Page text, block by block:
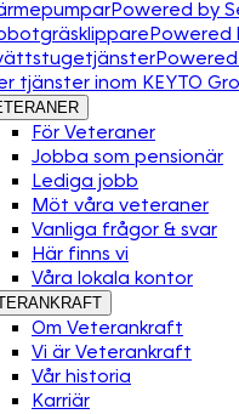
Powered by
Powered
tjänster inom KEYTO
För Veteraner
Jobba som pensionär
Lediga jobb
Möt våra veteraner
Vanliga frågor & svar
Här finns vi
Våra lokala kontor
Om Veterankraft
Vi är Veterankraft
Vår historia
Karriär